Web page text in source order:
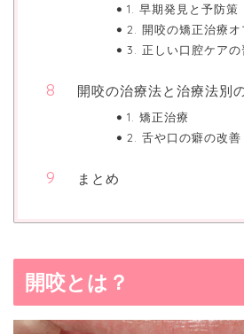
1. 早期発見と予防策
2. 開咬の矯正治療オ
3. 正しい口腔ケアの
開咬の治療法と治療法別
1. 矯正治療
2. 舌や口の癖の改善
まとめ
開咬とは？